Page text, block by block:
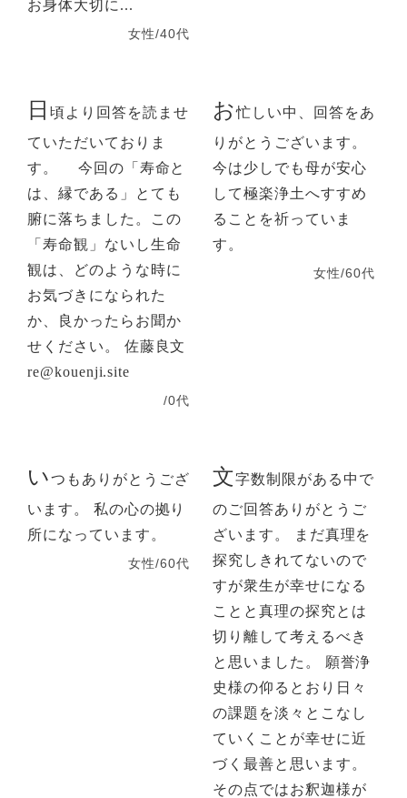
お身体大切に...
女性/40代
日 頃より回答を読ませ
ていただいておりま
す。 今回の「寿命と
は、縁である」とても
腑に落ちました。この
「寿命観」ないし生命
観は、どのような時に
お気づきになられた
か、良かったらお聞か
せください。 佐藤良文
re@kouenji.site
/0代
お忙しい中、回答をあ
りがとうございます。
今は少しでも母が安心
して極楽浄土へすすめ
ることを祈っていま
す。
女性/60代
いつもありがとうござ
います。 私の心の拠り
所になっています。
女性/60代
文字数制限がある中で
のご回答ありがとうご
ざいます。 まだ真理を
探究しきれてないので
すが衆生が幸せになる
ことと真理の探究とは
切り離して考えるべき
と思いました。 願誉浄
史様の仰るとおり日々
の課題を淡々とこなし
ていくことが幸せに近
づく最善と思います。
その点ではお釈迦様が